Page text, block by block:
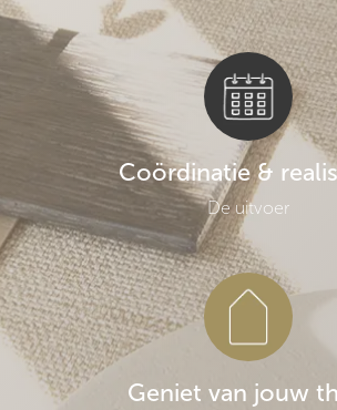
Coördinatie &
De uitvoer
Geniet van jouw